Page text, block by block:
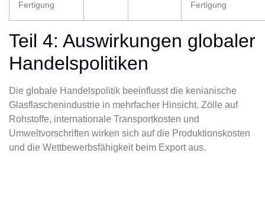
Fertigung
Fertigung
Teil 4: Auswirkungen globaler
Handelspolitiken
Die globale Handelspolitik beeinflusst die kenianische
Glasflaschenindustrie in mehrfacher Hinsicht. Zölle auf
Rohstoffe, internationale Transportkosten und
Umweltvorschriften wirken sich auf die Produktionskosten
und die Wettbewerbsfähigkeit beim Export aus.